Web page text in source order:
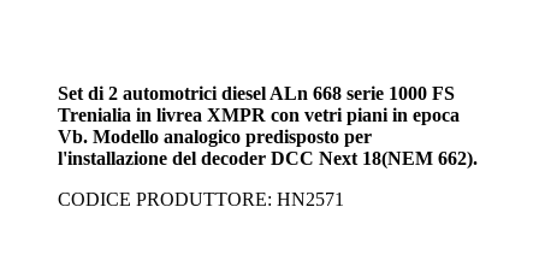
Set di 2 automotrici diesel ALn 668 serie 1000 FS
Trenialia in livrea XMPR con vetri piani in epoca
Vb. Modello analogico predisposto per
l'installazione del decoder DCC Next 18(NEM 662).
CODICE PRODUTTORE: HN2571